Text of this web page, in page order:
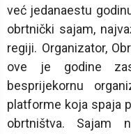
već jedanaestu
obrtnički sajam,
regiji. Organizator,
ove je godine
besprijekornu
platforme koja spaja
obrtništva. Sajam